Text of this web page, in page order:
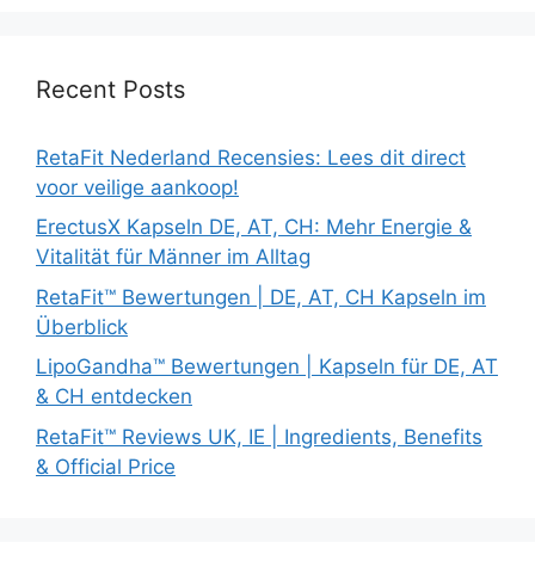
Recent Posts
RetaFit Nederland Recensies: Lees dit direct
voor veilige aankoop!
ErectusX Kapseln DE, AT, CH: Mehr Energie &
Vitalität für Männer im Alltag
RetaFit™ Bewertungen | DE, AT, CH Kapseln im
Überblick
LipoGandha™ Bewertungen | Kapseln für DE, AT
& CH entdecken
RetaFit™ Reviews UK, IE | Ingredients, Benefits
& Official Price